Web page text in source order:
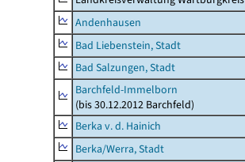
Andenhausen
Bad Liebenstein, Stadt
Bad Salzungen, Stadt
Barchfeld-Immelborn
(bis 30.12.2012 Barchfeld)
Berka v. d. Hainich
Berka/Werra, Stadt